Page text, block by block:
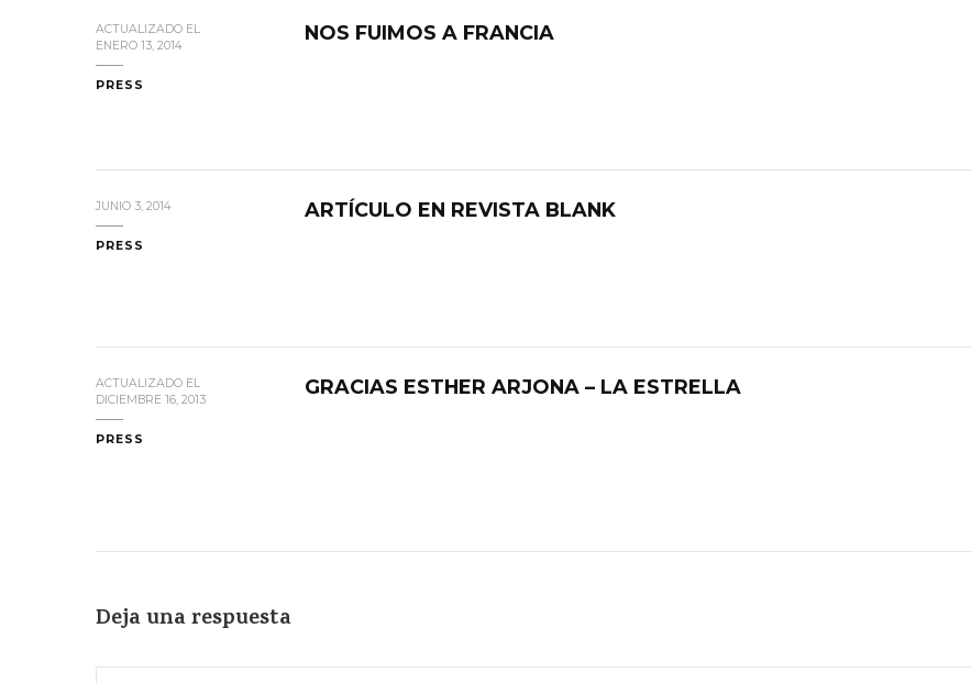
ACTUALIZADO EL
ENERO 13, 2014
PRESS
NOS FUIMOS A FRANCIA
JUNIO 3, 2014
PRESS
ARTÍCULO EN REVISTA BLANK
ACTUALIZADO EL
DICIEMBRE 16, 2013
PRESS
GRACIAS ESTHER ARJONA – LA ESTRELLA
Deja una respuesta